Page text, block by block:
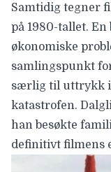
Samtidig tegner
på 1980-tallet.
økonomiske
samlingspunkt
særlig til uttrykk i
katastrofen.
han besøkte
definitivt filmens